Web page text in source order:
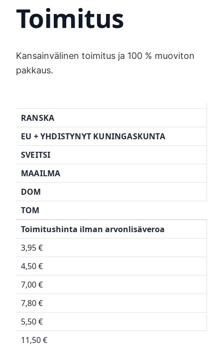
Toimitus
Kansainvälinen toimitus ja 100 % muoviton
pakkaus.
RANSKA
EU + YHDISTYNYT KUNINGASKUNTA
SVEITSI
MAAILMA
DOM
TOM
Toimitushinta ilman arvonlisäveroa
3,95 €
4,50 €
7,00 €
7,80 €
5,50 €
11,50 €